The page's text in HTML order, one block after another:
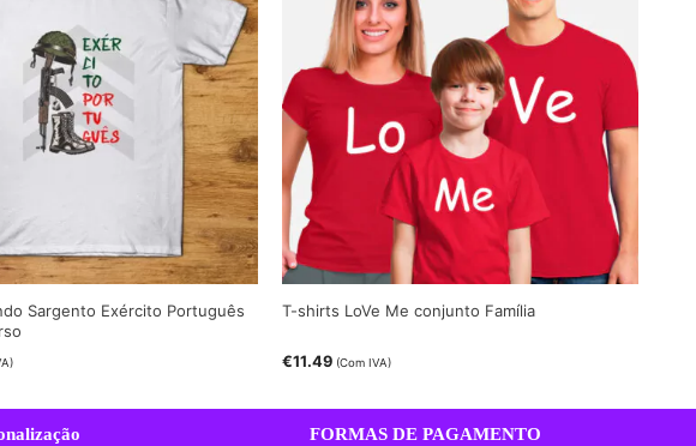
Sargento Exército Português
T-shirts LoVe Me conjunto Família
€11.49 (Com IVA)
FORMAS DE PAGAMENTO